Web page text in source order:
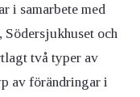
i samarbete med
och
två typer av
av förändringar i